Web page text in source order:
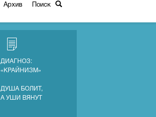
Архив Поиск
ДИАГНОЗ:
«КРАЙНИЗМ»
ДУША БОЛИТ,
А УШИ ВЯНУТ